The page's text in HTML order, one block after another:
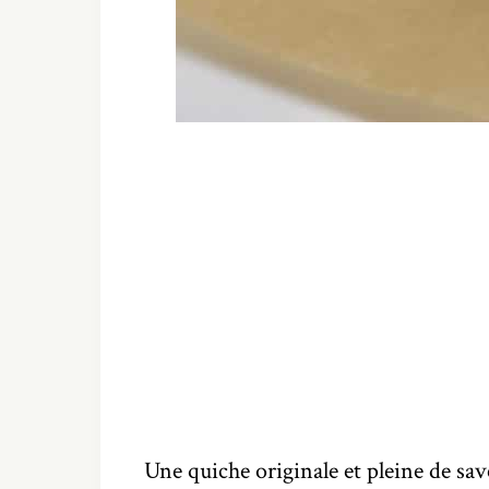
Une quiche originale et pleine de